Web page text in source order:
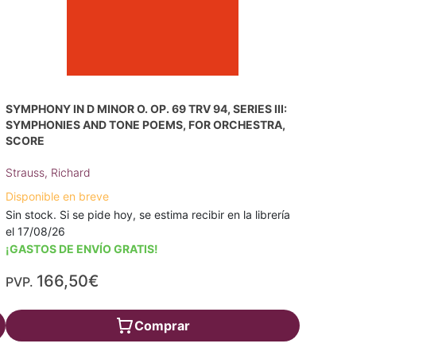
SYMPHONY IN D MINOR O. OP. 69 TRV 94, SERIES III:
SYMPHONIES AND TONE POEMS, FOR ORCHESTRA,
SCORE
Strauss, Richard
Disponible en breve
Sin stock. Si se pide hoy, se estima recibir en la librería
el 17/08/26
¡GASTOS DE ENVÍO GRATIS!
PVP. 166,50€
Comprar